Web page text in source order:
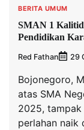
BERITA UMUM
SMAN 1
Pendidikan
Red Fathan 29
Bojonegoro,
atas SMA
2025, tampak
perlahan naik